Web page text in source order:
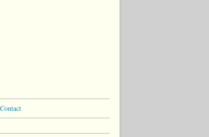
Contact